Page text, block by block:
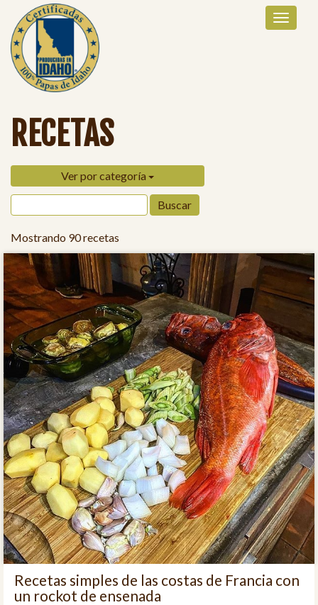
RECETAS
Ver por categoría
Mostrando 90 recetas
Recetas simples de las costas de Francia con
un rockot de ensenada